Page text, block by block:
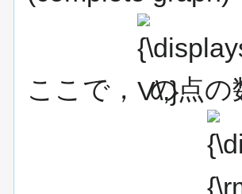
ここで，
{\displaystyle
V\,}
の点の
{\rm